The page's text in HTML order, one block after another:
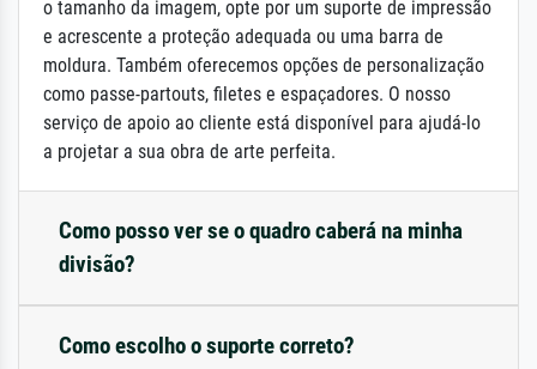
o tamanho da imagem, opte por um suporte de impressão
e acrescente a proteção adequada ou uma barra de
moldura. Também oferecemos opções de personalização
como passe-partouts, filetes e espaçadores. O nosso
serviço de apoio ao cliente está disponível para ajudá-lo
a projetar a sua obra de arte perfeita.
Como posso ver se o quadro caberá na minha
divisão?
Como escolho o suporte correto?